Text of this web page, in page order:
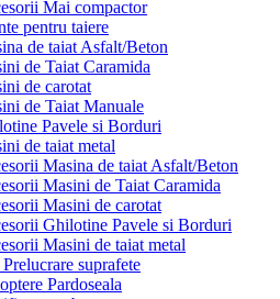
Mai compactor
pentru taiere
de taiat Asfalt/Beton
de Taiat Caramida
de carotat
de Taiat Manuale
Pavele si Borduri
de taiat metal
Masina de taiat Asfalt/Beton
Masini de Taiat Caramida
Masini de carotat
Ghilotine Pavele si Borduri
Masini de taiat metal
suprafete
Pardoseala